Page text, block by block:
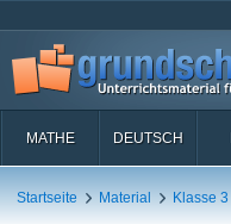
MATHE DEUTSCH
Startseite Material Klasse 3